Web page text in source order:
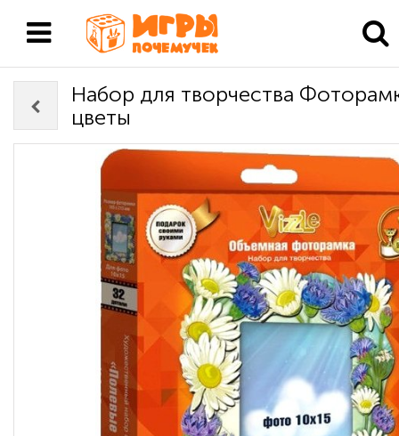
Набор для творчества
цветы